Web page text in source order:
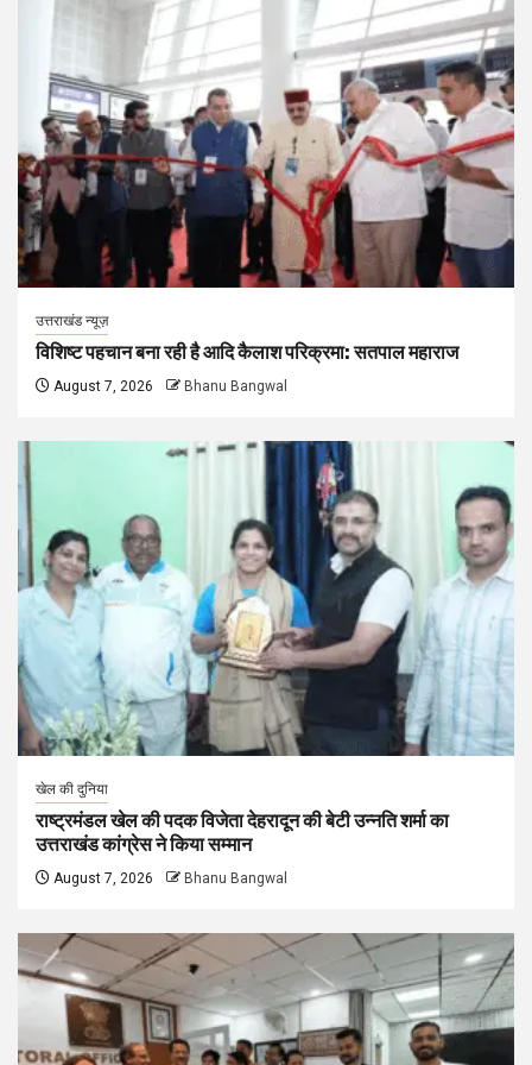
उत्तराखंड न्यूज़
विशिष्ट पहचान बना रही है आदि कैलाश परिक्रमा: सतपाल महाराज
August 7, 2026 Bhanu Bangwal
खेल की दुनिया
राष्ट्रमंडल खेल की पदक विजेता देहरादून की बेटी उन्नति शर्मा का
उत्तराखंड कांग्रेस ने किया सम्मान
August 7, 2026 Bhanu Bangwal